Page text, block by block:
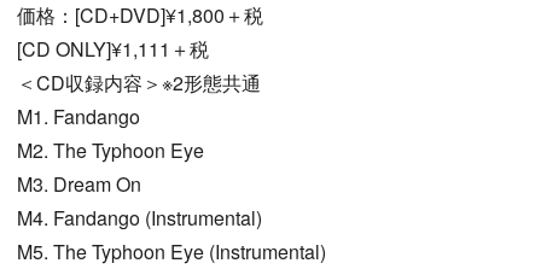
価格：[CD+DVD]¥1,800＋税
[CD ONLY]¥1,111＋税
＜CD収録内容＞※2形態共通
M1. Fandango
M2. The Typhoon Eye
M3. Dream On
M4. Fandango (Instrumental)
M5. The Typhoon Eye (Instrumental)